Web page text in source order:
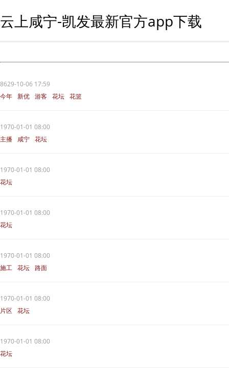
云上咸宁-凯发最新官方app下载
8629-10-06 17:59
今年 新优 游客 花坛 花篮
1970-01-01 08:00
主播
咸宁 花坛
1970-01-01 08:00
花坛
1970-01-01 08:00
花坛
1970-01-01 08:00
施工 花坛 路面
1970-01-01 08:00
片区 花坛
1970-01-01 08:00
花坛